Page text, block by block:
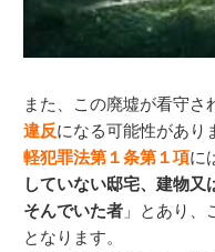
また、この廃墟が看守
違反になる可能性があり
軽犯罪法第１条第１項に
していない邸宅、建物
そんでいた者 」とあり、
となります。